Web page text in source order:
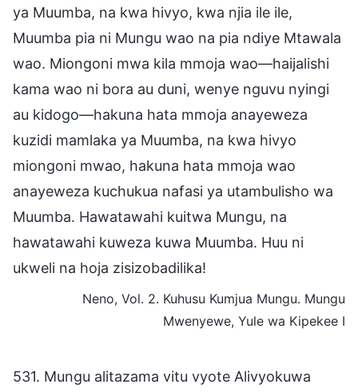
ya Muumba, na kwa hivyo, kwa njia ile ile,
Muumba pia ni Mungu wao na pia ndiye Mtawala
wao. Miongoni mwa kila mmoja wao—haijalishi
kama wao ni bora au duni, wenye nguvu nyingi
au kidogo—hakuna hata mmoja anayeweza
kuzidi mamlaka ya Muumba, na kwa hivyo
miongoni mwao, hakuna hata mmoja wao
anayeweza kuchukua nafasi ya utambulisho wa
Muumba. Hawatawahi kuitwa Mungu, na
hawatawahi kuweza kuwa Muumba. Huu ni
ukweli na hoja zisizobadilika!
Neno, Vol. 2. Kuhusu Kumjua Mungu. Mungu
Mwenyewe, Yule wa Kipekee I
531. Mungu alitazama vitu vyote Alivyokuwa